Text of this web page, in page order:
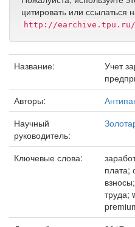
цитировать или ссылаться
http://earchive.tpu.ru/
Название:
Учет
Авторы:
Научный
руководитель:
Ключевые слова:
плата;
труда;